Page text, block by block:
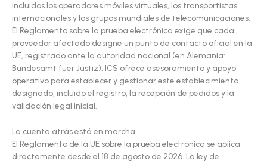
incluidos los operadores móviles virtuales, los transportistas
internacionales y los grupos mundiales de telecomunicaciones.
El Reglamento sobre la prueba electrónica exige que cada
proveedor afectado designe un punto de contacto oficial en la
UE, registrado ante la autoridad nacional (en Alemania:
Bundesamt fuer Justiz). ICS ofrece asesoramiento y apoyo
operativo para establecer y gestionar este establecimiento
designado, incluido el registro, la recepción de pedidos y la
validación legal inicial.
La cuenta atrás está en marcha
El Reglamento de la UE sobre la prueba electrónica se aplica
directamente desde el 18 de agosto de 2026. La ley de